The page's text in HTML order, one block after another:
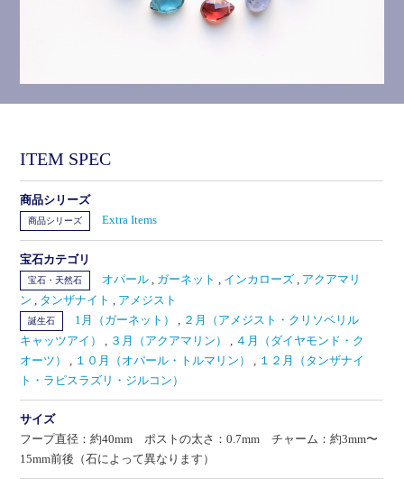
ITEM SPEC
商品シリーズ
商品シリーズ Extra Items
宝石カテゴリ
宝石・天然石 オパール ガーネット インカローズ
アクアマリ
ン
タンザナイト アメジスト
誕生石 1月（ガーネット）
２月（アメジスト・クリソベリル
キャッツアイ）
３月（アクアマリン）
４月（ダイヤモンド・ク
オーツ）
１０月（オパール・トルマリン）
１２月（タンザナイ
ト・ラピスラズリ・ジルコン）
サイズ
フープ直径：約40mm ポストの太さ：0.7mm チャーム：約3mm〜
15mm前後（石によって異なります）